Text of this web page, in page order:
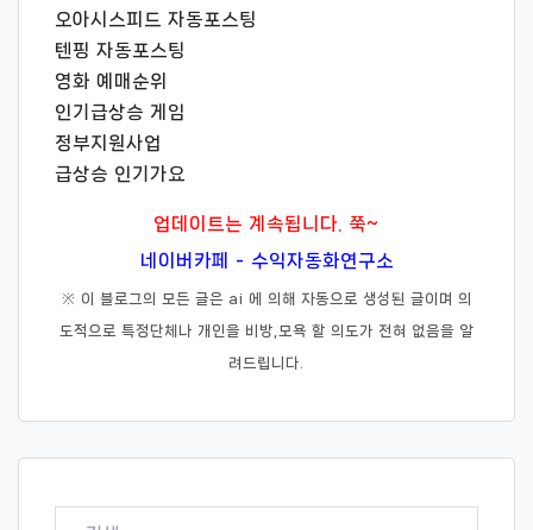
오아시스피드 자동포스팅
텐핑 자동포스팅
영화 예매순위
인기급상승 게임
정부지원사업
급상승 인기가요
업데이트는 계속됩니다. 쭉~
네이버카페 - 수익자동화연구소
※ 이 블로그의 모든 글은 ai 에 의해 자동으로 생성된 글이며 의
도적으로 특정단체나 개인을 비방,모욕 할 의도가 전혀 없음을 알
려드립니다.
검